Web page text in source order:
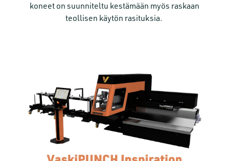
koneet on suunniteltu kestämään myös raskaan
teollisen käytön rasituksia.